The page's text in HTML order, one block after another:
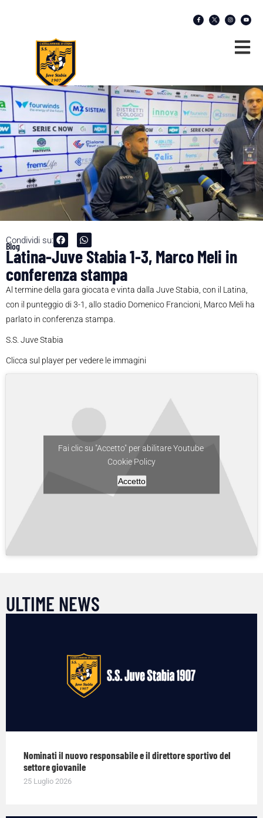
Condividi su:
Blog
Latina-Juve Stabia 1-3, Marco Meli in
conferenza stampa
Al termine della gara giocata e vinta dalla Juve Stabia, con il Latina,
con il punteggio di 3-1, allo stadio Domenico Francioni, Marco Meli ha
parlato in conferenza stampa.
S.S. Juve Stabia
Clicca sul player per vedere le immagini
Fai clic su "Accetto" per abilitare Youtube
Cookie Policy
Accetto
ULTIME NEWS
Nominati il nuovo responsabile e il direttore sportivo del
settore giovanile
25 Luglio 2026